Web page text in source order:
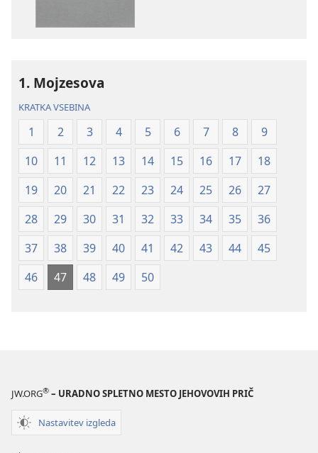
2021)2021)
1. Mojzesova
KRATKA VSEBINA
1 2 3 4 5 6 7 8
9
10
11 12 13 14 15 16 17
18
19
20 21 22 23 24 25 26
27
28
29 30 31 32 33 34 35
36
37
38 39 40 41 42 43 44
45
46
47 48 49 50
JW.ORG® – URADNO SPLETNO MESTO JEHOVOVIH PRIČ
Nastavitev izgleda